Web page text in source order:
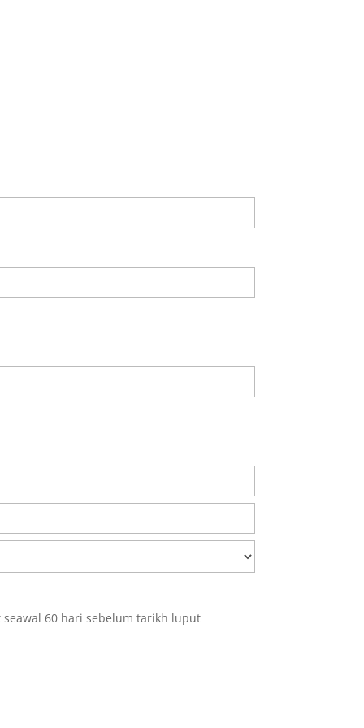
seawal 60 hari sebelum tarikh luput